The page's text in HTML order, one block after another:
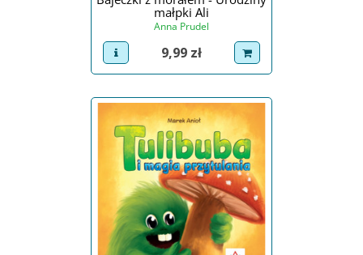
małpki Ali
Anna Prudel
view product
Cena
9,99 zł dodaj do koszyka